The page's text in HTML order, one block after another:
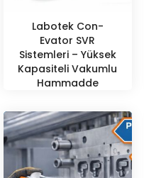
Labotek Con-
Evator SVR
Sistemleri – Yüksek
Kapasiteli Vakumlu
Hammadde
ile Esnek ve
Güvenilir Proses
Besleme